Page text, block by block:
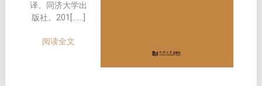
译。同济大学出
版社。201[……]
阅读全文